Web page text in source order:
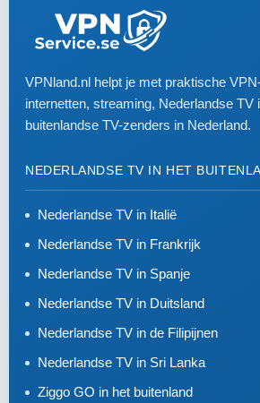
VPNland.nl helpt je met praktische
internetten, streaming, Nederlandse TV in het buitenland en
buitenlandse TV-zenders in Nederland.
NEDERLANDSE TV IN HET
Nederlandse TV in Italië
Nederlandse TV in Frankrijk
Nederlandse TV in Spanje
Nederlandse TV in Duitsland
Nederlandse TV in de Filipijnen
Nederlandse TV in Sri Lanka
Ziggo GO in het buitenland